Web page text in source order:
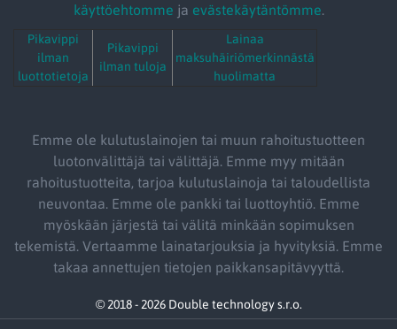
käyttöehtomme ja evästekäytäntömme
Pikavippi
ilman
luottotietoja
Pikavippi
ilman tuloja
Lainaa
maksuhäiriömerkinnästä
huolimatta
Emme ole kulutuslainojen tai muun rahoitustuotteen
luotonvälittäjä tai välittäjä. Emme myy mitään
rahoitustuotteita, tarjoa kulutuslainoja tai taloudellista
neuvontaa. Emme ole pankki tai luottoyhtiö. Emme
myöskään järjestä tai välitä minkään sopimuksen
tekemistä. Vertaamme lainatarjouksia ja hyvityksiä. Emme
takaa annettujen tietojen paikkansapitävyyttä.
© 2018 - 2026 Double technology s.r.o.